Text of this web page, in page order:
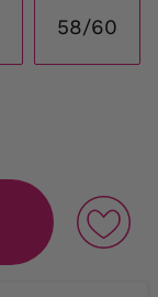
58/60